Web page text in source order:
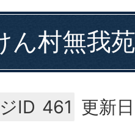
ん村無我苑
ID 461 更新